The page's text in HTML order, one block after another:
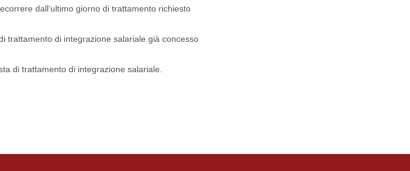
dall’ultimo giorno di trattamento richiesto
trattamento di integrazione salariale già concesso
di trattamento di integrazione salariale.